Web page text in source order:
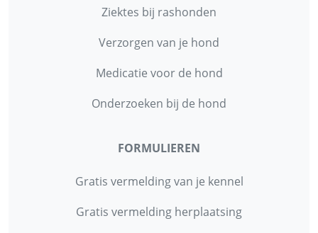
Ziektes bij rashonden
Verzorgen van je hond
Medicatie voor de hond
Onderzoeken bij de hond
FORMULIEREN
Gratis vermelding van je kennel
Gratis vermelding herplaatsing